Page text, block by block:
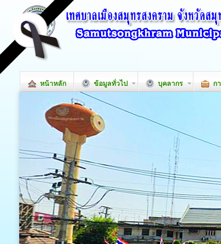
หน้าหลัก ข้อมูลทั่วไป บุคลากร ก